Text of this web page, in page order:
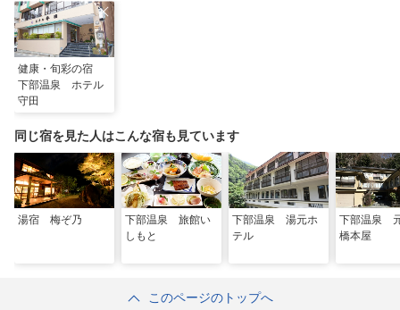
健康・旬彩の宿
下部温泉 ホテル
守田
同じ宿を見た人はこんな宿も見ています
湯宿 梅ぞ乃
下部温泉 旅館い
しもと
下部温泉 湯元ホ
テル
下部温泉
橋本屋
このページのトップへ